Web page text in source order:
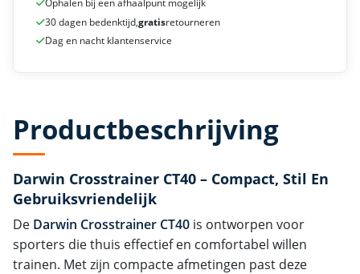
Ophalen bij een afhaalpunt mogelijk
30 dagen bedenktijd,gratisretourneren
Dag en nacht klantenservice
Productbeschrijving
Darwin Crosstrainer CT40 – Compact, Stil En
Gebruiksvriendelijk
De Darwin Crosstrainer CT40 is ontworpen voor
sporters die thuis effectief en comfortabel willen
trainen. Met zijn compacte afmetingen past deze